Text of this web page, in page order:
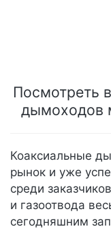
Посмотреть
дымоходов
Коаксиальные
рынок и уже
среди
и газоотвода
сегодняшним